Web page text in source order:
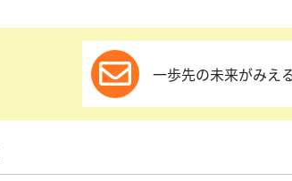
一歩先の未来がみえ